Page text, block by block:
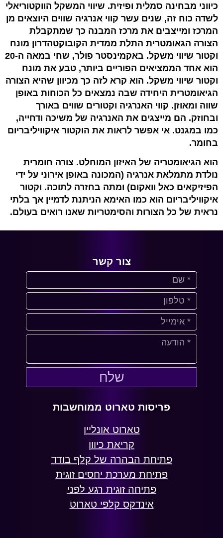
כיווני מבחינה סמלית ופיזית. שיווי המשקל הווקטוריאלי
לשדה כוח זה, שנים עשר קווי אנרגיה שווים היוצאים מן
המרכז ומייצבים את מרכז המבנה כך שמתקבלת
הצורה הגאומטרית התלת ממדית הקובוקטהדרון מונח
וקטור שיווי משקל. באקמינסטר פולר, שחי במאה ה-20
הוא אחד הממציאים הפוריים ביותר, טבע את מונח
וקטור שיווי משקל. הוא קרא לזה כך מכיוון שהיא הצורה
הגיאומטרית היחידה שבה נמצאים כל הכוחות באופן
שווה ומאוזן. קווי האנרגיה וקטורים שווים באורך
ובחוזק. הם מייצגים את האנרגיה של משיכה ודחייה,
כמו במגנט. אי אפשר לראות את הוקטור איקוויליבריום
בחומר.
הוא הגיאומטריה של האיזון המוחלט. צורה חומרית
נולדת מתמלאת אנרגיה (המכונה באופן אירוני על ידי
הפיזיקאים כאל וואקום) ומתה בחזרה לתוכה. וקטור
איקוויליבריום הוא כמו האימא הניתנת לדמיין אך בלתי
נראית של כל הצורות והסימטריות שאנו רואים בעולם.
צור קשר
שלח
פריסות טארוט ממוחשבות
טארוט אונליין
קריאת כיוון
פתיחת הבהרה של קלף בודד
פתיחת מערכת יחסים זוגית
פתיחה זוגית רגע לפני
אינדקס קלפי טארוט